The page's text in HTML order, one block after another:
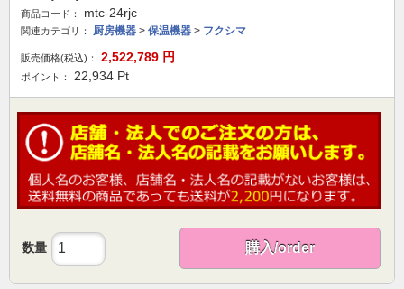
商品コード： mtc-24rjc
関連カテゴリ： 厨房機器 > 保温機器 > フクシマ
販売価格(税込)： 2,522,789 円
ポイント： 22,934 Pt
数量 購入/order